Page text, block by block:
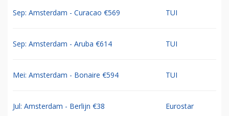
Sep: Amsterdam - Curacao €569 TUI
Sep: Amsterdam - Aruba €614 TUI
Mei: Amsterdam - Bonaire €594 TUI
Jul: Amsterdam - Berlijn €38 Eurostar